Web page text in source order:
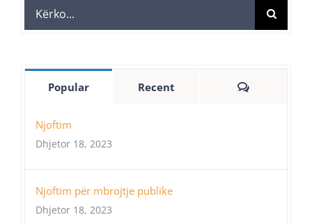
Search
for:
Popular Recent Comments
Njoftim
Dhjetor 18, 2023
Njoftim për mbrojtje publike
Dhjetor 18, 2023